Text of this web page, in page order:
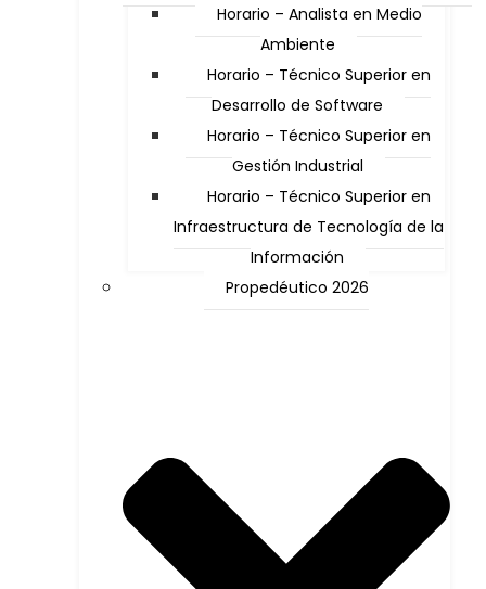
Horario – Analista en Medio
Ambiente
Horario – Técnico Superior en
Desarrollo de Software
Horario – Técnico Superior en
Gestión Industrial
Horario – Técnico Superior en
Infraestructura de Tecnología de la
Información
Propedéutico 2026